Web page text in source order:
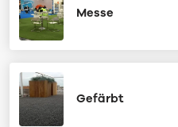
Messe
Gefärbt